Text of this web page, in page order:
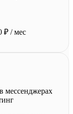
₽ / мес
мессенджерах